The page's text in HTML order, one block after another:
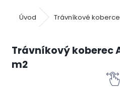
Úvod Trávníkové koberce
Trávníkový koberec
m2